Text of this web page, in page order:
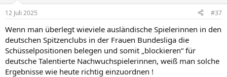
12 Juli 2025 #37
Wenn man überlegt wieviele ausländische Spielerinnen in den
deutschen Spitzenclubs in der Frauen Bundesliga die
Schüsselpositionen belegen und somit „blockieren“ für
deutsche Talentierte Nachwuchspielerinnen, weiß man solche
Ergebnisse wie heute richtig einzuordnen !